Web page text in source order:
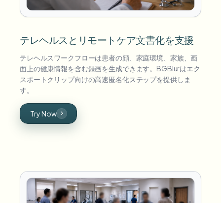
テレヘルスとリモートケア文書化を支援
テレヘルスワークフローは患者の顔、家庭環境、家族、画
面上の健康情報を含む録画を生成できます。BGBlurはエク
スポートクリップ向けの高速匿名化ステップを提供しま
す。
Try Now